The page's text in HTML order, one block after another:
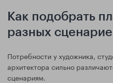
Как подобрать
разных
Потребности у художника,
архитектора сильно
сценариям.